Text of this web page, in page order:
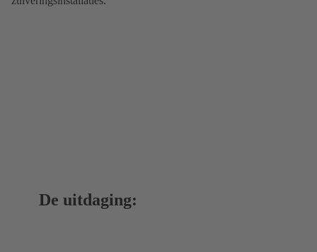
De uitdaging: